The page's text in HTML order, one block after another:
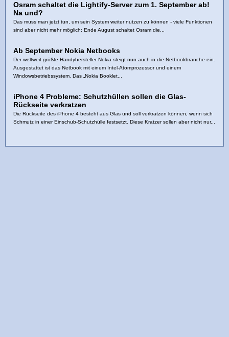
Osram schaltet die Lightify-Server zum 1. September ab!
Na und?
Das muss man jetzt tun, um sein System weiter nutzen zu können - viele Funktionen
sind aber nicht mehr möglich: Ende August schaltet Osram die...
Ab September Nokia Netbooks
Der weltweit größte Handyhersteller Nokia steigt nun auch in die Netbookbranche ein.
Ausgestattet ist das Netbook mit einem Intel-Atomprozessor und einem
Windowsbetriebssystem. Das „Nokia Booklet...
iPhone 4 Probleme: Schutzhüllen sollen die Glas-
Rückseite verkratzen
Die Rückseite des iPhone 4 besteht aus Glas und soll verkratzen können, wenn sich
Schmutz in einer Einschub-Schutzhülle festsetzt. Diese Kratzer sollen aber nicht nur...